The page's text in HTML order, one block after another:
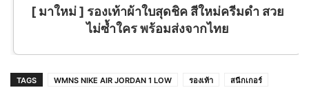
[ มาใหม่ ] รองเท้าผ้าใบสุดชิค สีใหม่ครีมดำ สวย
ไม่ซ้ำใคร พร้อมส่งจากไทย
TAGS WMNS NIKE AIR JORDAN 1 LOW รองเท้า
สนีกเกอร์